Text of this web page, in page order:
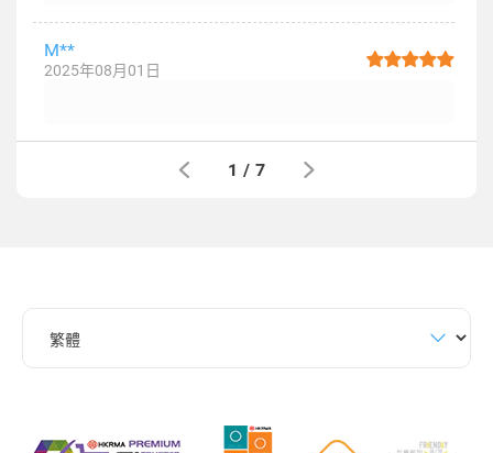
M**
2025年08月01日
1 / 7